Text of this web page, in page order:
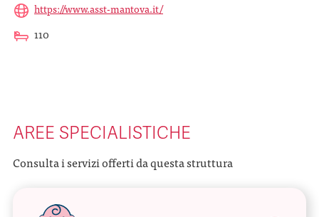
https://www.asst-mantova.it/
110
AREE SPECIALISTICHE
Consulta i servizi offerti da questa struttura